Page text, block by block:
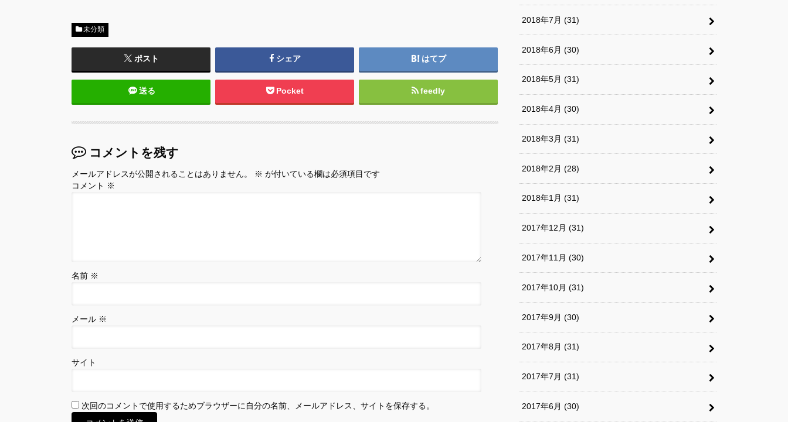
未分類
ポスト シェア はてブ
送る Pocket feedly
コメントを残す
メールアドレスが公開されることはありません。 ※ が付いている欄は必須項目です
コメント ※
名前 ※
メール ※
サイト
次回のコメントで使用するためブラウザーに自分の名前、メールアドレス、サイトを保存する。
2018年7月 (31)
2018年6月 (30)
2018年5月 (31)
2018年4月 (30)
2018年3月 (31)
2018年2月 (28)
2018年1月 (31)
2017年12月 (31)
2017年11月 (30)
2017年10月 (31)
2017年9月 (30)
2017年8月 (31)
2017年7月 (31)
2017年6月 (30)